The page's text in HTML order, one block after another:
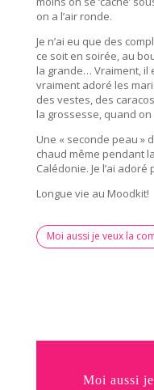
on a l’air ronde.
Je n’ai eu que des
ce soit en soirée, au
la grande… Vraiment, il
vraiment adoré les
des vestes, des
la grossesse, quand
Une « seconde peau »
chaud même pendant
Calédonie. Je l’ai
Longue vie au Moodkit!
Moi aussi je veux la
Moi aussi